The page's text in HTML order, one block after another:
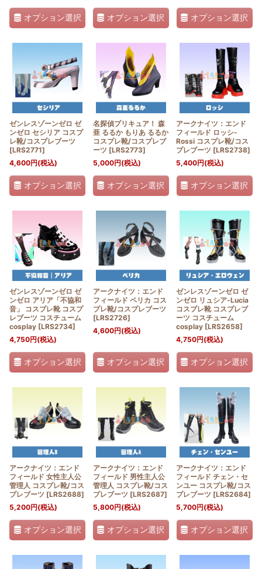
オプション選択 オプション選択 オプション選択
ゼンレスゾーンゼロ ゼ
ンゼロ セシリア コスプ
レ靴/コスプレブーツ
[LRS2771]
4,600円(税込)
オプション選択
名探偵プリキュア！ 森
亜 るるか もりあ るるか
コスプレ靴/コスプレブ
ーツ [LRS2773]
5,000円(税込)
オプション選択
アークナイツ：エンド
フィールド ロッシ-
Rossi コスプレ靴/コス
プレブーツ [LRS2738]
5,400円(税込)
オプション選択
ゼンレスゾーンゼロ ゼ
ンゼロ アリア「不協和
音」 コスプレ靴 コスプ
レブーツ コスチューム
cosplay [LRS2734]
4,750円(税込)
オプション選択
アークナイツ：エンド
フィールド ペリカ コス
プレ靴/コスプレブーツ
[LRS2726]
4,600円(税込)
オプション選択
ゼンレスゾーンゼロ ゼ
ンゼロ リュシア-Lucia
コスプレ靴 コスプレブ
ーツ コスチューム
cosplay [LRS2658]
4,750円(税込)
オプション選択
アークナイツ：エンド
フィールド 女性主人公
管理人 コスプレ靴/コス
プレブーツ [LRS2688]
5,200円(税込)
オプション選択
アークナイツ：エンド
フィールド 男性主人公
管理人 コスプレ靴/コス
プレブーツ [LRS2687]
5,800円(税込)
オプション選択
アークナイツ：エンド
フィールド チェン・セ
ンユー コスプレ靴/コス
プレブーツ [LRS2684]
5,700円(税込)
オプション選択